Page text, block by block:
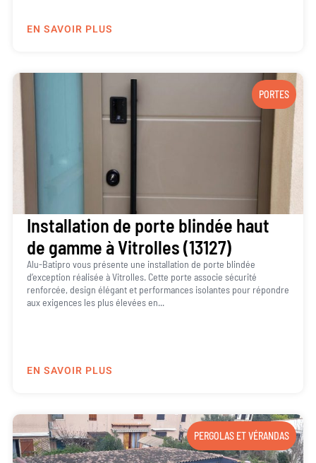
EN SAVOIR PLUS
PORTES
Installation de porte blindée haut
de gamme à Vitrolles (13127)
Alu-Batipro vous présente une installation de porte blindée
d’exception réalisée à Vitrolles. Cette porte associe sécurité
renforcée, design élégant et performances isolantes pour répondre
aux exigences les plus élevées en...
EN SAVOIR PLUS
PERGOLAS ET VÉRANDAS